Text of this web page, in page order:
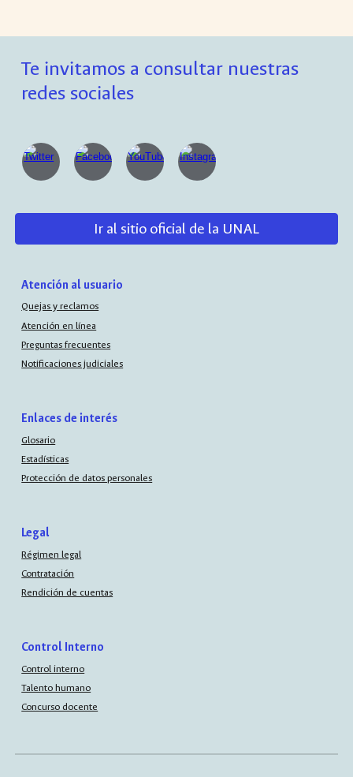
Te invitamos a consultar nuestras
redes sociales
Ir al sitio oficial de la UNAL
Atención al usuario
Quejas y reclamos
Atención en línea
Preguntas frecuentes
Notificaciones judiciales
Enlaces de interés
Glosario
Estadísticas
Protección de datos personales
Legal
Régimen legal
Contratación
Rendición de cuentas
Control Interno
Control interno
Talento humano
Concurso docente